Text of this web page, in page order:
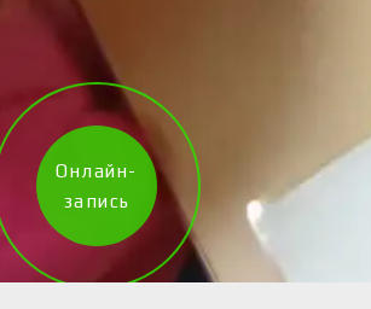
Онлайн-
запись